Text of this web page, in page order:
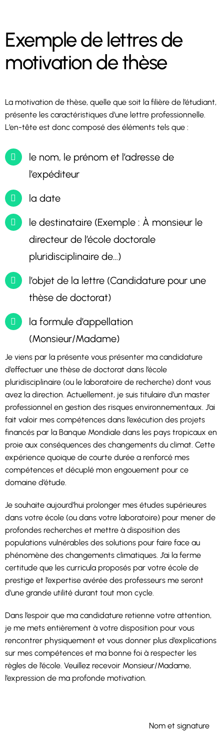
Exemple de lettres de
motivation de thèse
La motivation de thèse, quelle que soit la filière de l’étudiant,
présente les caractéristiques d’une lettre professionnelle.
L’en-tête est donc composé des éléments tels que :
le nom, le prénom et l’adresse de
l’expéditeur
la date
le destinataire (Exemple : À monsieur le
directeur de l’école doctorale
pluridisciplinaire de…)
l’objet de la lettre (Candidature pour une
thèse de doctorat)
la formule d’appellation
(Monsieur/Madame)
Je viens par la présente vous présenter ma candidature
d’effectuer une thèse de doctorat dans l’école
pluridisciplinaire (ou le laboratoire de recherche) dont vous
avez la direction. Actuellement, je suis titulaire d’un master
professionnel en gestion des risques environnementaux. J’ai
fait valoir mes compétences dans l’exécution des projets
financés par la Banque Mondiale dans les pays tropicaux en
proie aux conséquences des changements du climat. Cette
expérience quoique de courte durée a renforcé mes
compétences et décuplé mon engouement pour ce
domaine d’étude.
Je souhaite aujourd’hui prolonger mes études supérieures
dans votre école (ou dans votre laboratoire) pour mener de
profondes recherches et mettre à disposition des
populations vulnérables des solutions pour faire face au
phénomène des changements climatiques. J’ai la ferme
certitude que les curricula proposés par votre école de
prestige et l’expertise avérée des professeurs me seront
d’une grande utilité durant tout mon cycle.
Dans l’espoir que ma candidature retienne votre attention,
je me mets entièrement à votre disposition pour vous
rencontrer physiquement et vous donner plus d’explications
sur mes compétences et ma bonne foi à respecter les
règles de l’école. Veuillez recevoir Monsieur/Madame,
l’expression de ma profonde motivation.
Nom et signature